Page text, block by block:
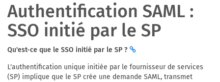
Authentification SAML :
SSO initié par le SP
Qu'est-ce que le SSO initié par le SP ?
L'authentification unique initiée par le fournisseur de services
(SP) implique que le SP crée une demande SAML, transmet